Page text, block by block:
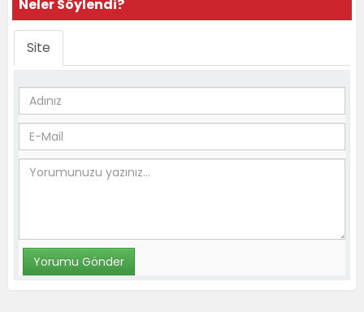
Neler Söylendi?
Site